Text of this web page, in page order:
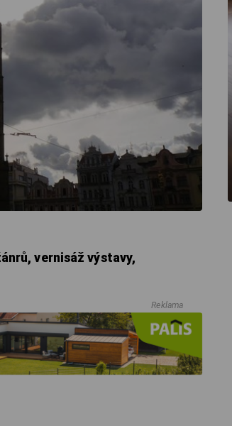
vernisáž výstavy,
Reklama